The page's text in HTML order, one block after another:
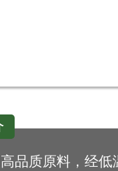
品质原料，经